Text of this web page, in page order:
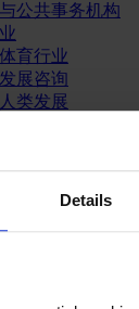
Details
公共事务机构
育行业
展咨询
类发展
店业